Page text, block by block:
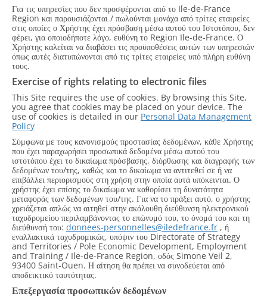
Για τις υπηρεσίες που δεν προσφέρονται από το Ile-de-France
Region και παρουσιάζονται / πωλούνται μονάχα από τρίτες εταιρείες
στις οποίες ο Χρήστης έχει πρόσβαση μέσω αυτού του Ιστοτόπου, δεν
φέρει, για οποιοδήποτε λόγο, ευθύνη το Region Ile-de-France. Ο
Χρήστης καλείται να διαβάσει τις προϋποθέσεις αυτών των υπηρεσιών
όπως αυτές διατυπώνονται από τις τρίτες εταιρείες υπό πλήρη ευθύνη
τους.
Exercise of rights relating to electronic files
This Site requires the use of cookies. By browsing this Site,
you agree that cookies may be placed on your device. The
use of cookies is detailed in our Personal Data Management
Policy
Σύμφωνα με τους κανονισμούς προστασίας δεδομένων, κάθε Χρήστης
που έχει παραχωρήσει προσωπικά δεδομένα μέσω αυτού του
ιστοτόπου έχει το δικαίωμα πρόσβασης, διόρθωσης και διαγραφής των
δεδομένων του/της, καθώς και το δικαίωμα να αντιτεθεί σε ή να
επιβάλλει περιορισμούς στη χρήση στην οποία αυτά υπόκεινται. Ο
χρήστης έχει επίσης το δικαίωμα να καθορίσει τη δυνατότητα
μεταφοράς των δεδομένων του/της. Για να το πράξει αυτό, ο χρήστης
χρειάζεται απλώς να αιτηθεί στην ακόλουθη διεύθυνση ηλεκτρονικού
ταχυδρομείου περιλαμβάνοντας το επώνυμό του, το όνομά του και τη
διεύθυνσή του: donnees-personnelles@iledefrance.fr , ή
εναλλακτικά ταχυδρομικώς, υπόψιν του Directorate of Strategy
and Territories / Pole Economic Development, Employment
and Training / Ile-de-France Region, οδός Simone Veil 2,
93400 Saint-Ouen. Η αίτηση θα πρέπει να συνοδεύεται από
αποδεικτικό ταυτότητας.
Επεξεργασία προσωπικών δεδομένων